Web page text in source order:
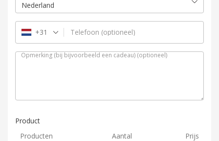
Nederland
Telefoon (optioneel)
+31
Opmerking (bij bijvoorbeeld een cadeau) (optioneel)
Product
Producten
Aantal Prijs